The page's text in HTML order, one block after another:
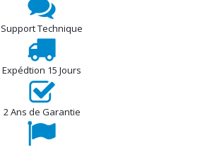
Support Technique
Expédtion 15 Jours
2 Ans de Garantie